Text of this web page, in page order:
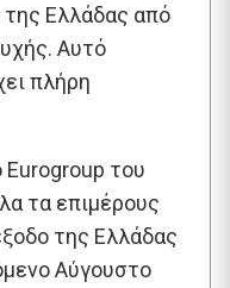
της Ελλάδας από
Αυτό
πλήρη
Eurogroup του
τα επιμέρους
της Ελλάδας
Αύγουστο